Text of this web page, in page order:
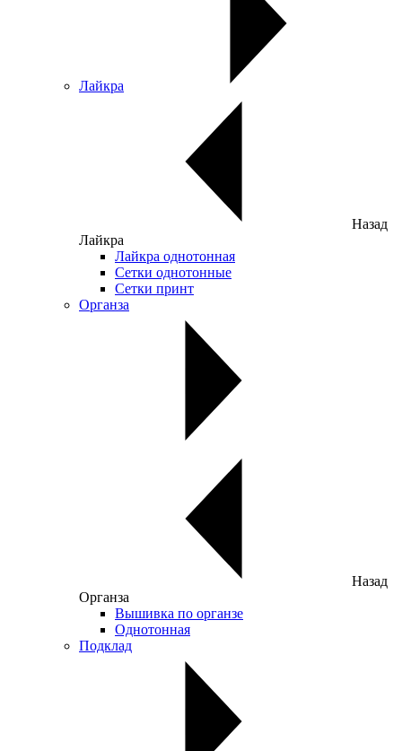
Лайкра
Назад
Лайкра
Лайкра однотонная
Сетки однотонные
Сетки принт
Органза
Назад
Органза
Вышивка по органзе
Однотонная
Подклад